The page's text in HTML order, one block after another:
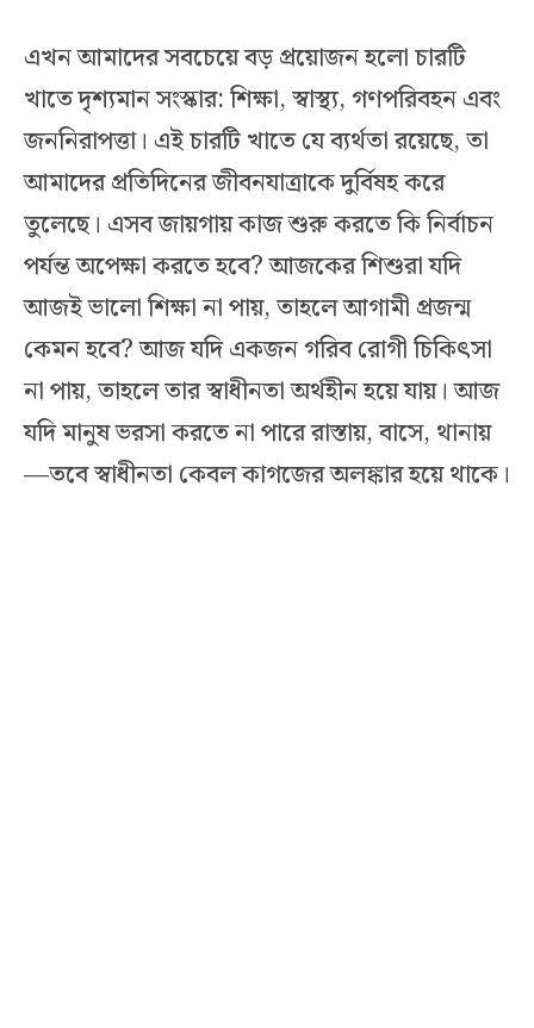
এখন আমাদের সবচেয়ে বড় প্রয়োজন হলো চারটি
খাতে দৃশ্যমান সংস্কার: শিক্ষা, স্বাস্থ্য, গণপরিবহন এবং
জননিরাপত্তা। এই চারটি খাতে যে ব্যর্থতা রয়েছে, তা
আমাদের প্রতিদিনের জীবনযাত্রাকে দুর্বিষহ করে
তুলেছে। এসব জায়গায় কাজ শুরু করতে কি নির্বাচন
পর্যন্ত অপেক্ষা করতে হবে? আজকের শিশুরা যদি
আজই ভালো শিক্ষা না পায়, তাহলে আগামী প্রজন্ম
কেমন হবে? আজ যদি একজন গরিব রোগী চিকিৎসা
না পায়, তাহলে তার স্বাধীনতা অর্থহীন হয়ে যায়। আজ
যদি মানুষ ভরসা করতে না পারে রাস্তায়, বাসে, থানায়
—তবে স্বাধীনতা কেবল কাগজের অলঙ্কার হয়ে থাকে।